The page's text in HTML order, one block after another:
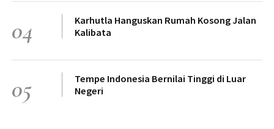
04
Karhutla Hanguskan Rumah Kosong Jalan
Kalibata
05
Tempe Indonesia Bernilai Tinggi di Luar
Negeri